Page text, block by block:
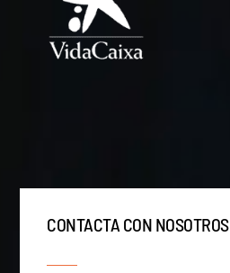
CONTACTA CON NOSOTROS